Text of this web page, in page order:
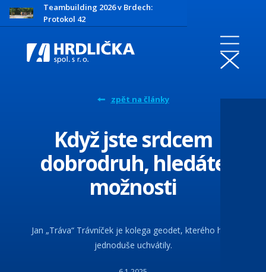
Teambuilding 2026 v Brdech:
Protokol 42
zpět na články
Když jste srdcem
dobrodruh, hledáte
možnosti
Jan „Tráva“ Trávníček je kolega geodet, kterého hory
jednoduše uchvátily.